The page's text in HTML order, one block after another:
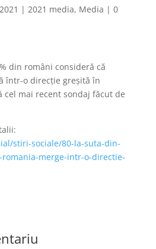
| 2021 media, Media | 0
din români consideră că
într-o direcție greșită în
cel mai recent sondaj făcut de
stiri-sociale/80-la-suta-din-
merge-intr-o-directie-